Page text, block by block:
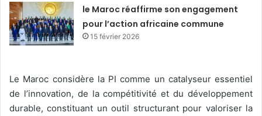
le Maroc réaffirme son engagement
pour l’action africaine commune
15 février 2026
Le Maroc considère la PI comme un catalyseur essentiel
de l’innovation, de la compétitivité et du développement
durable, constituant un outil structurant pour valoriser la